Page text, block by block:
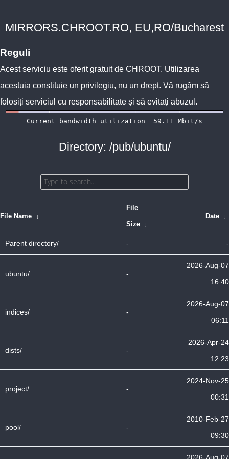
MIRRORS.CHROOT.RO, EU,RO/Bucharest
Reguli
Acest serviciu este oferit gratuit de CHROOT. Utilizarea
acestuia constituie un privilegiu, nu un drept. Vă rugăm să
folosiți serviciul cu responsabilitate și să evitați abuzul.
Directory: /pub/ubuntu/
File Name ↓
File
Size ↓
Date ↓
Parent directory/ - -
ubuntu/ -
2026-Aug-07
16:40
indices/ -
2026-Aug-07
06:11
dists/ -
2026-Apr-24
12:23
project/ -
2024-Nov-25
00:31
pool/ -
2010-Feb-27
09:30